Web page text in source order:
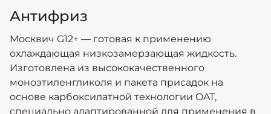
Антифриз
Моcквич G12+ — готовая к применению
охлаждающая низкозамерзающая жидкость.
Изготовлена из высококачественного
моноэтиленгликоля и пакета присадок на
основе карбоксилатной технологии OAT,
специально адаптированной для применения в